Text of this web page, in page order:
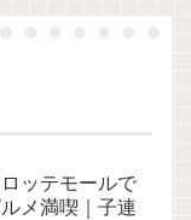
ッテモールで
メ満喫｜子連